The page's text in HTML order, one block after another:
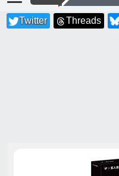
Twitter Threads